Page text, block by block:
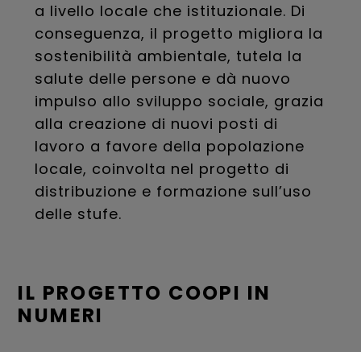
a livello locale che istituzionale. Di
conseguenza, il progetto migliora la
sostenibilità ambientale, tutela la
salute delle persone e dà nuovo
impulso allo sviluppo sociale, grazia
alla creazione di nuovi posti di
lavoro a favore della popolazione
locale, coinvolta nel progetto di
distribuzione e formazione sull’uso
delle stufe.
IL PROGETTO COOPI IN
NUMERI